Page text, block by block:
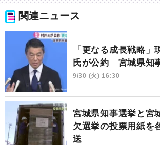
関連ニュース
「更なる成長戦略」
氏が公約 宮城県知
9/30 (火) 16:30
宮城県知事選挙と宮
欠選挙の投票用紙を
送